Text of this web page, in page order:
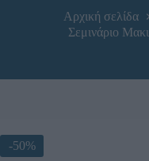
Αρχική σελίδα
Σεμινάριο
-50%